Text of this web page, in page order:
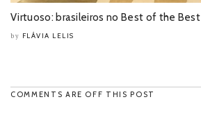
Virtuoso: brasileiros no Best of the Best
by FLÁVIA LELIS
COMMENTS ARE OFF THIS POST